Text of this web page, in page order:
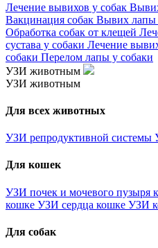
Лечение вывихов у собак
Вакцинация собак Вывих лапы
Обработка собак от клещей
сустава у собаки Лечение
собаки Перелом лапы у собаки
УЗИ животным
УЗИ животным
Для всех животных
УЗИ репродуктивной системы
Для кошек
УЗИ почек и мочевого пузыря
кошке УЗИ сердца кошке УЗИ
Для собак